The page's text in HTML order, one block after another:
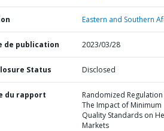
Eastern and Southern
de publication 2023/03/28
Status Disclosed
du rapport
Randomized Regulation
The Impact of Minimum
Quality Standards on
Markets